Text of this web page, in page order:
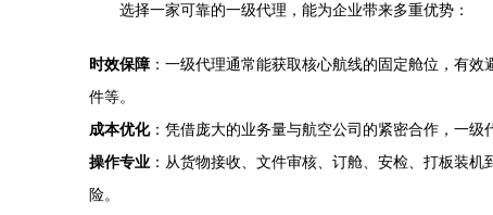
选择一家可靠的一级代理，能为企业带来多重优势：
时效保障 ：一级代理通常能获取核心航线的固定舱位，有
件等。
成本优化：凭借庞大的业务量与航空公司的紧密合作，一级
操作专业 ：从货物接收、文件审核、订舱、安检、打板装
险。